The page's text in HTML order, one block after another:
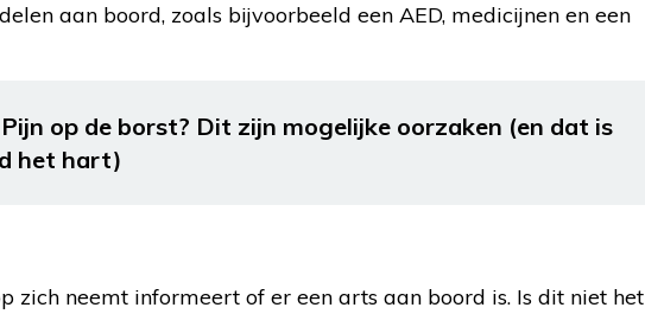
aan boord, zoals bijvoorbeeld een AED, medicijnen en een
Pijn op de borst? Dit zijn mogelijke oorzaken (en dat is
het hart)
zich neemt informeert of er een arts aan boord is. Is dit niet het